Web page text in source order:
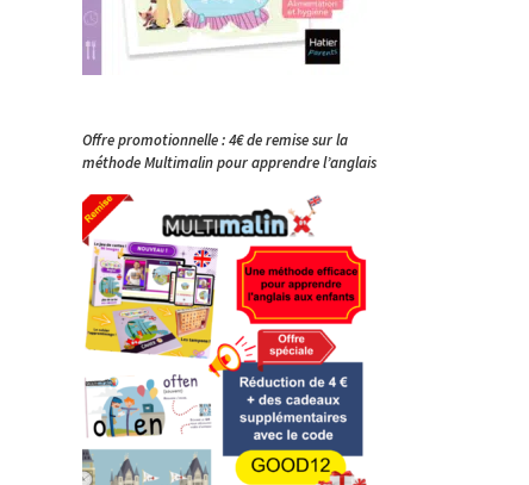
Offre promotionnelle : 4€ de remise sur la
méthode Multimalin pour apprendre l’anglais